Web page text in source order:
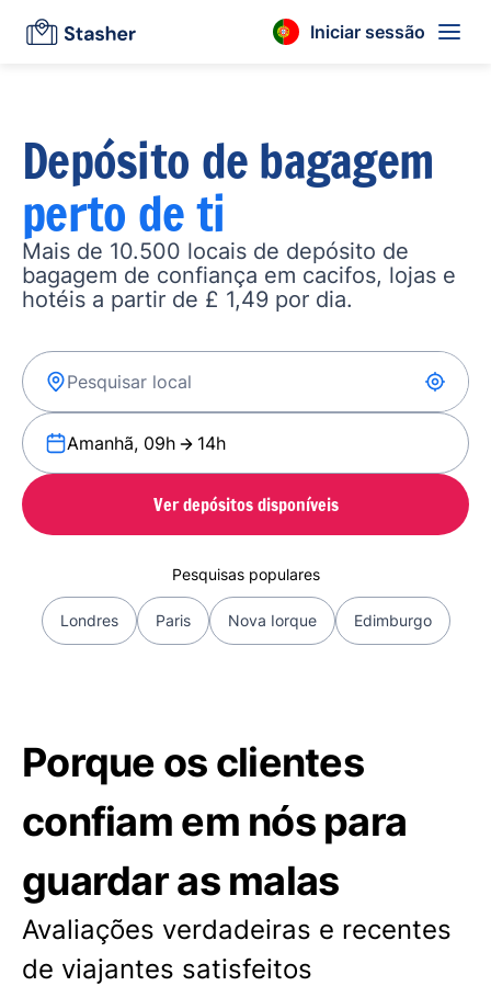
Iniciar sessão
Depósito de bagagem
perto de ti
Mais de 10.500 locais de depósito de
bagagem de confiança em cacifos, lojas e
hotéis a partir de £ 1,49 por dia.
Amanhã, 09h 14h
Ver depósitos disponíveis
Pesquisas populares
Londres Paris Nova Iorque Edimburgo
Porque os clientes
confiam em nós para
guardar as malas
Avaliações verdadeiras e recentes
de viajantes satisfeitos